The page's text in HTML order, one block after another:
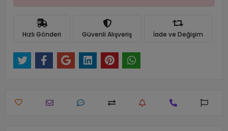
Hızlı Gönderi Güvenli Alışveriş İade ve Değişim